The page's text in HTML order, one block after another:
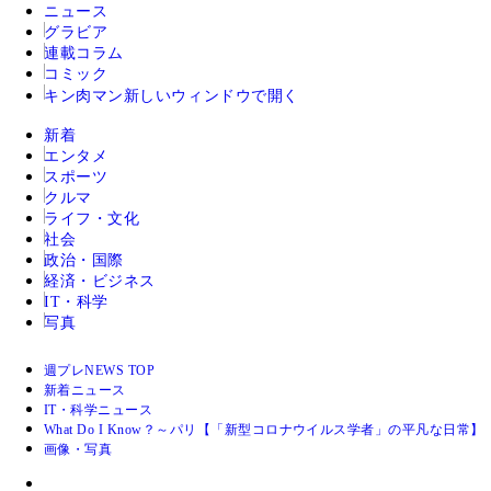
ニュース
グラビア
連載コラム
コミック
キン肉マン 新しいウィンドウで開く
新着
エンタメ
スポーツ
クルマ
ライフ・文化
社会
政治・国際
経済・ビジネス
IT・科学
写真
週プレNEWS TOP
新着ニュース
IT・科学ニュース
What Do I Know？～パリ【「新型コロナウイルス学者」の平凡な日常】
画像・写真